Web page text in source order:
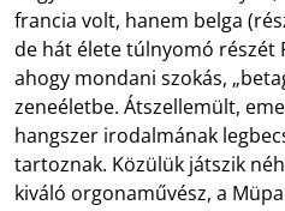
francia volt, hanem belga
de hát élete túlnyomó részét
ahogy mondani szokás,
zeneéletbe. Átszellemült,
hangszer irodalmának
tartoznak. Közülük játszik
kiváló orgonaművész, a